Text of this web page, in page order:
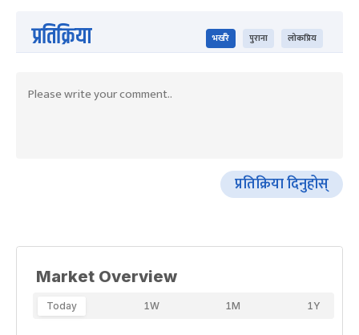
प्रतिक्रिया भर्खरै पुराना लोकप्रिय
प्रतिक्रिया दिनुहोस्